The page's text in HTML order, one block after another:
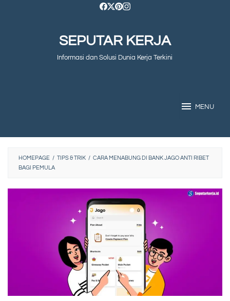
SEPUTAR KERJA
Informasi dan Solusi Dunia Kerja Terkini
MENU
HOMEPAGE / TIPS & TRIK / CARA MENABUNG DI BANK JAGO ANTI RIBET
BAGI PEMULA